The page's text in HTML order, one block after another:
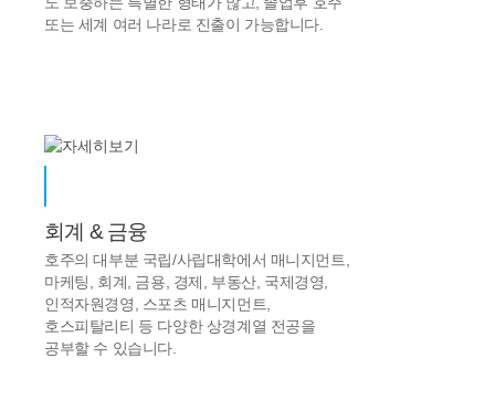
또는 세계 여러 나라로 진출이 가능합니다.
회계 & 금융
호주의 대부분 국립/사립대학에서 매니지먼트,
마케팅, 회계, 금용, 경제, 부동산, 국제경영,
인적자원경영, 스포츠 매니지먼트,
호스피탈리티 등 다양한 상경계열 전공을
공부할 수 있습니다.